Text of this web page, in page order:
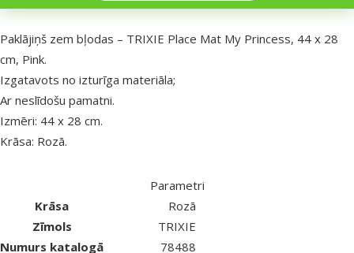
superzoo.product.detail.content
Paklājiņš zem bļodas – TRIXIE Place Mat My Princess, 44 x 28
cm, Pink.
Izgatavots no izturīga materiāla;
Ar neslīdošu pamatni.
Izmēri: 44 x 28 cm.
Krāsa: Rozā.
Parametri
Krāsa
Rozā
Zīmols
TRIXIE
Numurs katalogā
78488